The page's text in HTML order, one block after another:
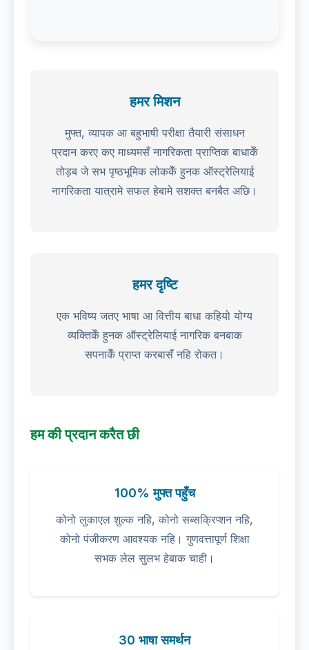
हमर मिशन
मुफ्त, व्यापक आ बहुभाषी परीक्षा तैयारी संसाधन
प्रदान करए कए माध्यमसँ नागरिकता प्राप्तिक बाधाकेँ
तोड़ब जे सभ पृष्ठभूमिक लोककेँ हुनक ऑस्ट्रेलियाई
नागरिकता यात्रामे सफल हेबामे सशक्त बनबैत अछि।
हमर दृष्टि
एक भविष्य जतए भाषा आ वित्तीय बाधा कहियो योग्य
व्यक्तिकेँ हुनक ऑस्ट्रेलियाई नागरिक बनबाक
सपनाकेँ प्राप्त करबासँ नहि रोकत।
हम की प्रदान करैत छी
100% मुफ्त पहुँच
कोनो लुकाएल शुल्क नहि, कोनो सब्सक्रिप्शन नहि,
कोनो पंजीकरण आवश्यक नहि। गुणवत्तापूर्ण शिक्षा
सभक लेल सुलभ हेबाक चाही।
30 भाषा समर्थन